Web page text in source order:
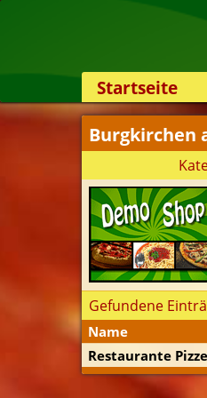
Startseite
Burgkirchen
Gefundene
Name
Restaurante